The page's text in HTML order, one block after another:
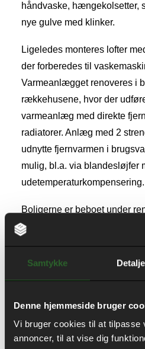
Samtykke
Denne hjemmeside bruger
Vi bruger cookies til at tilpasse
annoncer, til at vise dig
håndvaske, hængekolsetter,
nye gulve med klinker.
Ligeledes monteres lofter
der forberedes til
Varmeanlægget renoveres i
rækkehusene, hvor der
varmeanlæg med direkte
radiatorer. Anlæg med 2
udnytte fjernvarmen i
mulig, bl.a. via blandesløjfer
udetemperaturkompensering.
Boligerne er beboet under
derfor stor fokus på
samarbejde med ALBOA
Når vi renoverer i et beboet
samarbejde mellem